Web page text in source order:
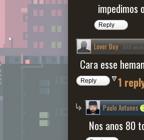
impedimos
Reply
Lover Boy 668
Cara esse
Reply 1
Paulo Antunes
Nos anos 80